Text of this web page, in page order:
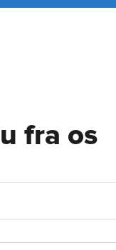
fra os